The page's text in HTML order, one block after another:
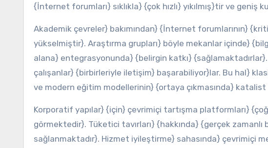
{İnternet forumları} sıklıkla} {çok hızlı} yıkılmış}tir ve
Akademik çevreler} bakımından} {İnternet forumlarının}
yükselmiştir}. Araştırma grupları} böyle mekanlar içinde}
alana} entegrasyonunda} {belirgin katkı} {sağlamaktadırlar}.
çalışanlar} {birbirleriyle iletişim} başarabiliyor}lar. Bu hal}
ve modern eğitim modellerinin} {ortaya çıkmasında}
Korporatif yapılar} {için} çevrimiçi tartışma platformları}
görmektedir}. Tüketici tavırları} {hakkında} {gerçek
sağlanmaktadır}. Hizmet iyileştirme} sahasında} çevrimiçi